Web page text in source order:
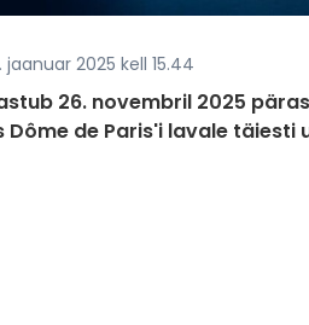
jaanuar 2025 kell 15.44
26. novembril 2025
de Paris'i lavale täiesti